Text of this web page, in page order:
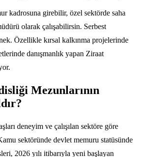
kadrosuna girebilir, özel sektörde saha
olarak çalışabilirsin. Serbest
Özellikle kırsal kalkınma projelerinde
danışmanlık yapan Ziraat
Mezunlarının
deneyim ve çalışılan sektöre göre
sektöründe devlet memuru statüsünde
2026 yılı itibarıyla yeni başlayan